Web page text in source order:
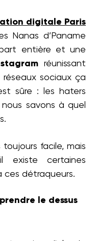
digitale Paris
Nanas d’Paname
entière et une
réunissant
sociaux ça
sûre : les haters
savons à quel
toujours facile, mais
existe certaines
ces détraqueurs.
le dessus